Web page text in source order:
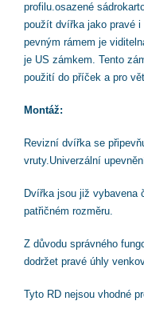
profilu.osazené
použít dvířka jako pravé
pevným rámem je
je US zámkem. Tento
použití do příček a pro
Montáž:
Revizní dvířka se
vruty.Univerzální
Dvířka jsou již vybavena
patřičném rozměru.
Z důvodu správného
dodržet pravé úhly
Tyto RD nejsou vhodné